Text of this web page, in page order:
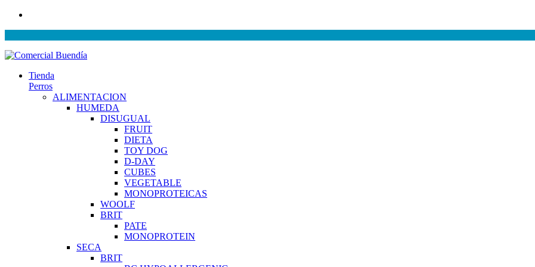
Tienda
Perros
ALIMENTACION
HUMEDA
DISUGUAL
FRUIT
DIETA
TOY DOG
D-DAY
CUBES
VEGETABLE
MONOPROTEICAS
WOOLF
BRIT
PATE
MONOPROTEIN
SECA
BRIT